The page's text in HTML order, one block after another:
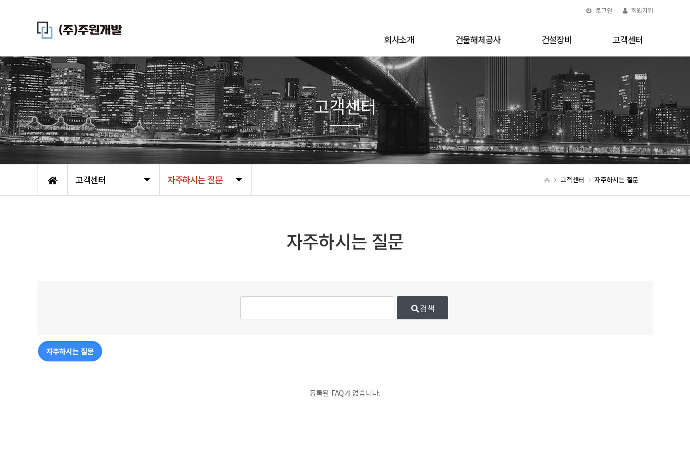
로그인 회원가입
회사소개 건물해체공사 건설장비 고객센터
고객센터 자주하시는 질문 고객센터 자주하시는 질문
고객센터
자주하시는 질문
검색
자주하시는 질문
등록된 FAQ가 없습니다.